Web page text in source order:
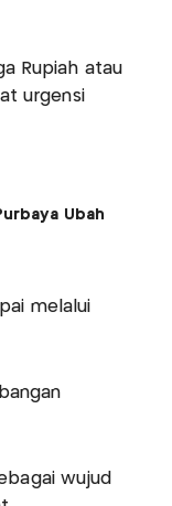
Rupiah atau
urgensi
Ubah
melalui
wujud